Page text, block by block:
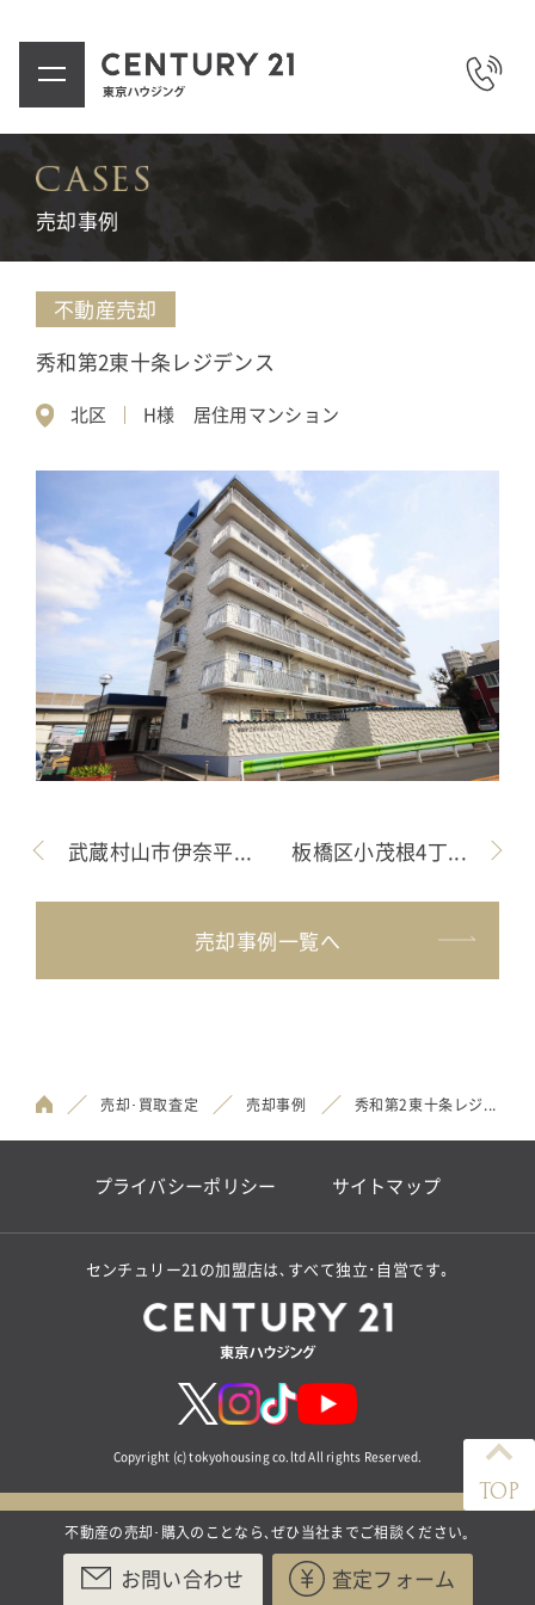
売却事例
不動産売却
秀和第2東十条レジデンス
北区 H様 居住用マンション
武蔵村山市伊奈平...
売却事例一覧へ
板橋区小茂根4丁...
売却･買取査定 売却事例 秀和第2東十条レジ...
プライバシーポリシー サイトマップ
センチュリー21の加盟店は､すべて独立･自営です｡
Copyright (c) tokyohousing co.ltd All rights Reserved.
不動産の売却･購入のことなら､ぜひ当社までご相談ください｡
TOP
お問い合わせ 査定フォーム